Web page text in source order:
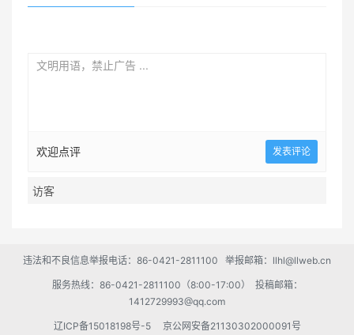
欢迎点评
违法和不良信息举报电话：86-0421-2811100 举报邮箱：llhl@llweb.cn
服务热线：86-0421-2811100（8:00-17:00） 投稿邮箱：
1412729993@qq.com
辽ICP备15018198号-5 京公网安备21130302000091号